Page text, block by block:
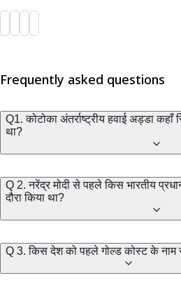
Frequently asked questions
Q1. कोटोका अंतर्राष्ट्रीय हवाई अड्डा कहाँ
था?
Q 2. नरेंद्र मोदी से पहले किस भारतीय
दौरा किया था?
Q 3. किस देश को पहले गोल्ड कोस्ट के नाम